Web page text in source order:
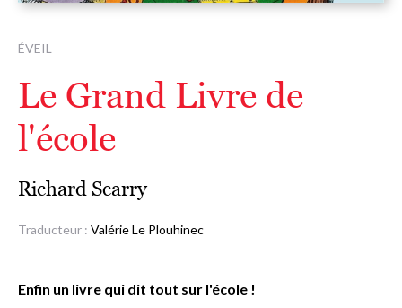
ÉVEIL
Le Grand Livre de
l'école
Richard Scarry
Traducteur : Valérie Le Plouhinec
Enfin un livre qui dit tout sur l'école !